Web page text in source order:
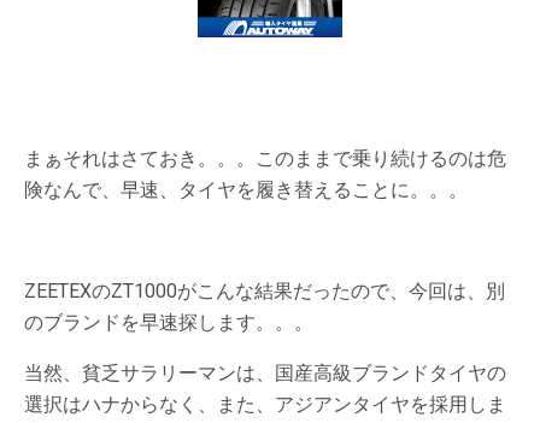
まぁそれはさておき。。。このままで乗り続けるのは危
険なんで、早速、タイヤを履き替えることに。。。
ZEETEXのZT1000がこんな結果だったので、今回は、別
のブランドを早速探します。。。
当然、貧乏サラリーマンは、国産高級ブランドタイヤの
選択はハナからなく、また、アジアンタイヤを採用しま